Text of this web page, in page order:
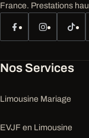
France. Prestations
Nos Services
Limousine Mariage
EVJF en Limousine